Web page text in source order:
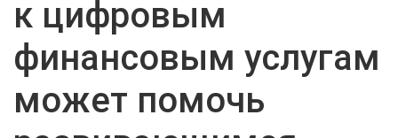
к цифровым
финансовым услугам
может помочь